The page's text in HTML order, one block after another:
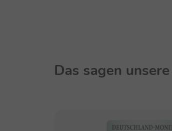
Das sagen